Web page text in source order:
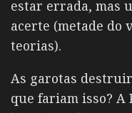
estar errada, mas
acerte (metade do
teorias).
As garotas
que fariam isso? A